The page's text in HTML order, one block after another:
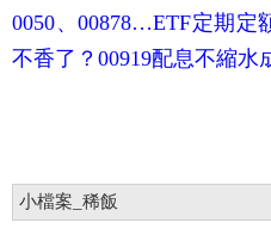
0050、00878…ETF定期定
不香了？00919配息不縮水
小檔案_稀飯